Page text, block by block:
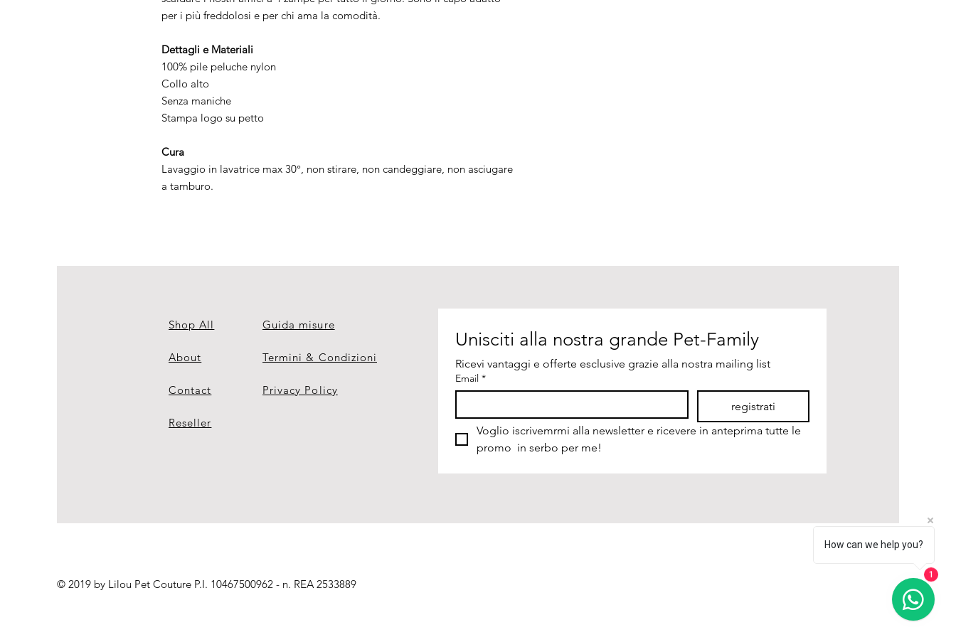
per i più freddolosi e per chi ama la comodità.
Dettagli e Materiali
100% pile peluche nylon
Collo alto
Senza maniche
Stampa logo su petto
Cura
Lavaggio in lavatrice max 30°, non stirare, non candeggiare, non asciugare
a tamburo.
Shop All
About
Contact
Reseller
Guida misure
Termini & Condizioni
Privacy Policy
Ricevi vantaggi e offerte esclusive grazie alla nostra mailing list
Email *
registrati
Voglio iscrivemrmi alla newsletter e ricevere in anteprima tutte le
promo  in serbo per me!
© 2019 by Lilou Pet Couture P.I. 10467500962 - n. REA 2533889
How can we help you?
1